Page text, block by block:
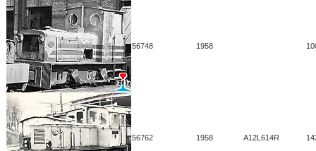
56748 1958
56762 1958 A12L614R